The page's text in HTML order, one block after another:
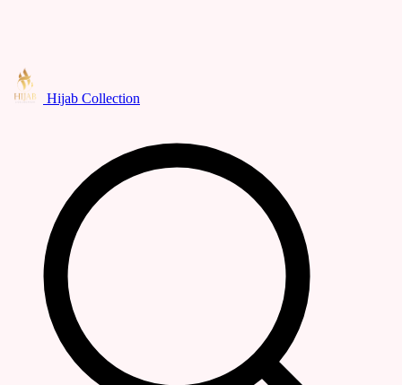
Hijab Collection